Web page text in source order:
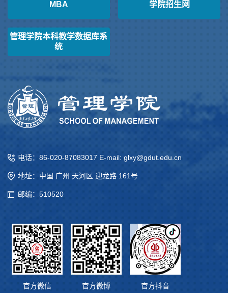
MBA 学院招生网
管理学院本科教学数据库系
统
电话：86-020-87083017 E-mail: glxy@gdut.edu.cn
地址：中国 广州 天河区 迎龙路 161号
邮编：510520
官方微信 官方微博 官方抖音